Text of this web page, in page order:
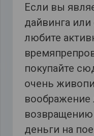
Если вы
дайвинга или
любите
покупайте
очень
воображение
деньги на